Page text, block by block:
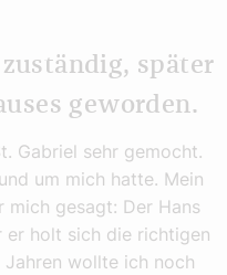
später
geworden.
Gabriel sehr gemocht.
um mich hatte. Mein
mich gesagt: Der Hans
er holt sich die richtigen
Jahren wollte ich noch